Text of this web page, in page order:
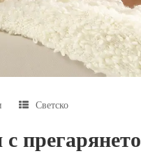
Светско
прегарянето